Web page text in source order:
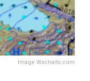
Image Wxcharts.com